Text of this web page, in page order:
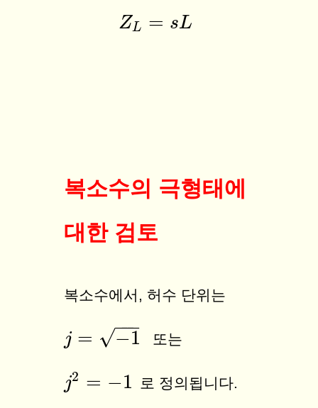
ZL = sL
Z L= sL
복소수의 극형태에
대한 검토
복소수에서, 허수 단위는
j = −1
−−
−
√
j= −1 또는
j2 = −1
j2= −1 로 정의됩니다.